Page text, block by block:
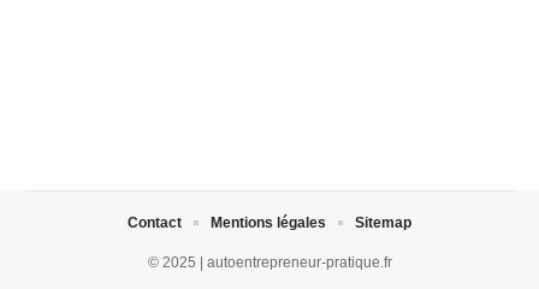
© 2025 | autoentrepreneur-pratique.fr
Contact Mentions légales Sitemap